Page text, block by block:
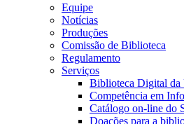
Equipe
Notícias
Produções
Comissão de Biblioteca
Regulamento
Serviços
Biblioteca Digital
Competência em
Catálogo on-line do
Doações para a